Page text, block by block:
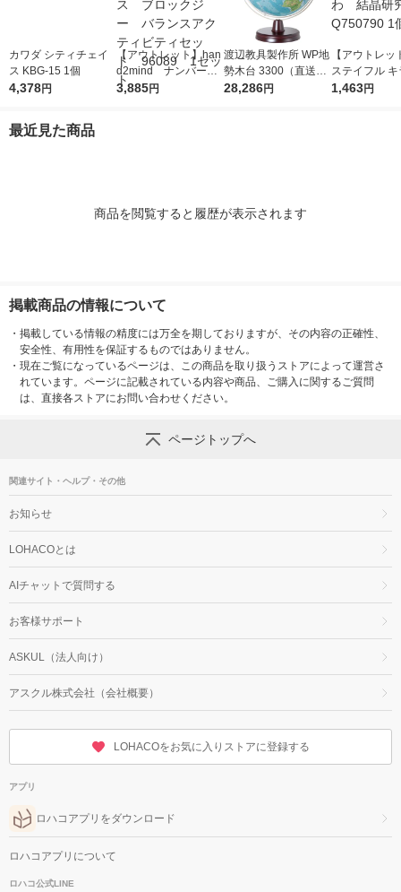
カワダ シティチェイ
ス KBG-15 1個
4,378円
【アウトレット】han
d2mind ナンバーブ
ロックス ブロックジ
3,885円
渡辺教具製作所 WP地
勢木台 3300（直送
品）
28,286円
【アウトレッ
ステイフル
ふわふわ 結
1,463円
最近見た商品
商品を閲覧すると履歴が表示されます
掲載商品の情報について
・ 掲載している情報の精度には万全を期しておりますが、その内容の正確性、
安全性、有用性を保証するものではありません。
・ 現在ご覧になっているページは、この商品を取り扱うストアによって運営さ
れています。ページに記載されている内容や商品、ご購入に関するご質問
は、直接各ストアにお問い合わせください。
ページトップへ
関連サイト・ヘルプ・その他
お知らせ
LOHACOとは
AIチャットで質問する
お客様サポート
ASKUL（法人向け）
アスクル株式会社（会社概要）
LOHACOをお気に入りストアに登録する
アプリ
ロハコアプリをダウンロード
ロハコアプリについて
ロハコ公式LINE